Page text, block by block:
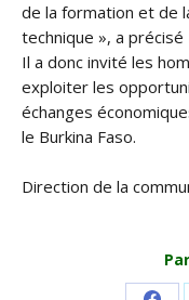
de la formation et de
technique », a précisé
Il a donc invité les
exploiter les
échanges
le Burkina Faso.
Direction de la